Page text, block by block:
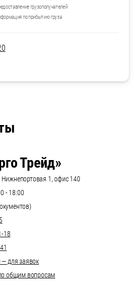
грузополучателей
по прибытию груза
Трейд»
Нижнепортовая 1, офис 140
- 18:00
18
— для заявок
общим вопросам